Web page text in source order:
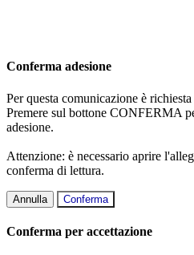
Conferma adesione
Per questa comunicazione è
Premere sul bottone CONFERMA
adesione.
Attenzione: è necessario aprire
conferma di lettura.
Annulla Conferma
Conferma per accettazione